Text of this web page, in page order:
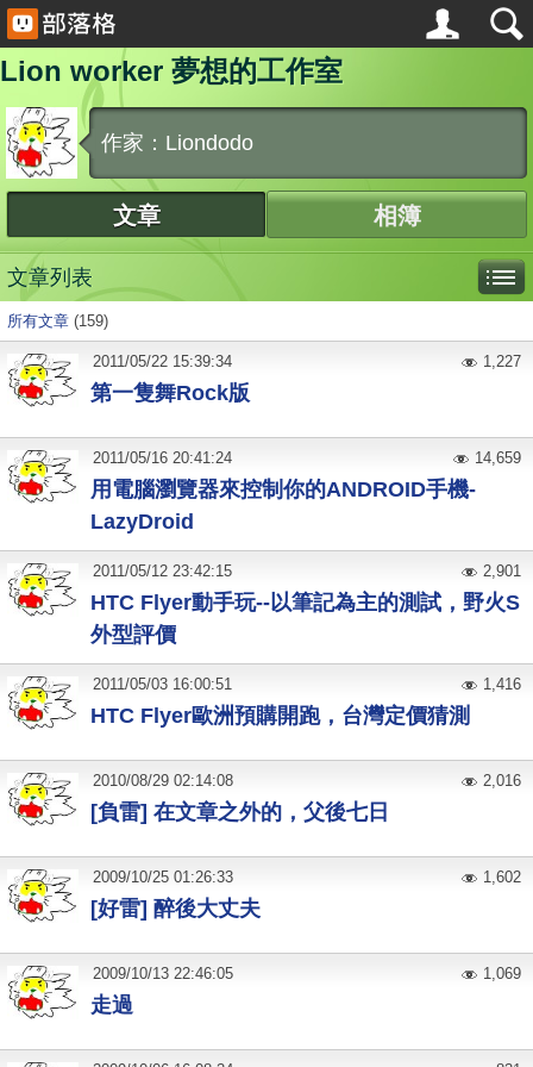
Lion worker 夢想的工作室
作家：Liondodo
文章 相簿
文章列表
所有文章 (159)
第一隻舞Rock版
2011/05/22 15:39:34 1,227
用電腦瀏覽器來控制你的ANDROID手機-
LazyDroid
2011/05/16 20:41:24 14,659
HTC Flyer動手玩--以筆記為主的測試，野火S
外型評價
2011/05/12 23:42:15 2,901
HTC Flyer歐洲預購開跑，台灣定價猜測
2011/05/03 16:00:51 1,416
[負雷] 在文章之外的，父後七日
2010/08/29 02:14:08 2,016
[好雷] 醉後大丈夫
2009/10/25 01:26:33 1,602
走過
2009/10/13 22:46:05 1,069